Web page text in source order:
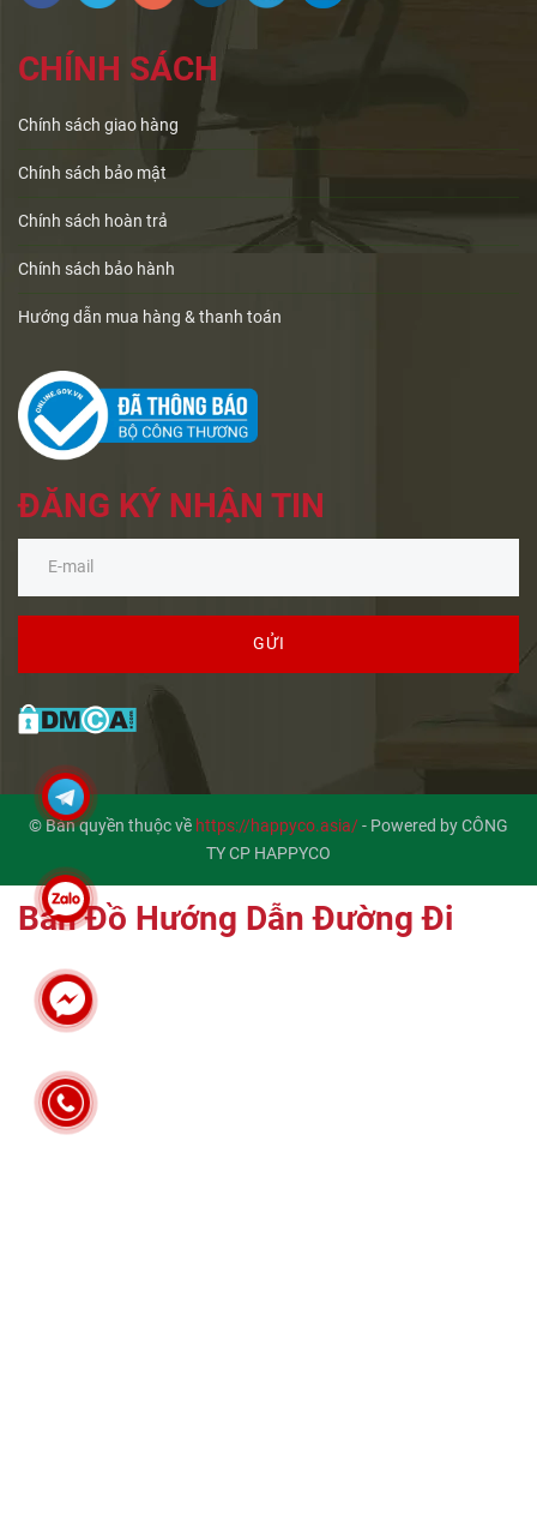
CHÍNH SÁCH
Chính sách giao hàng
Chính sách bảo mật
Chính sách hoàn trả
Chính sách bảo hành
Hướng dẫn mua hàng & thanh toán
ĐĂNG KÝ NHẬN TIN
GỬI
© Bản quyền thuộc về https://happyco.asia/- Powered by CÔNG
TY CP HAPPYCO
Bản Đồ Hướng Dẫn Đường Đi